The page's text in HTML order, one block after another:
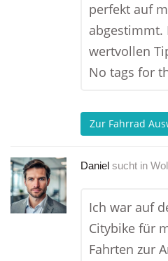
perfekt auf
abgestimmt.
wertvollen
No tags for
Zur Fahrrad
Daniel sucht in
Ich war auf
Citybike für
Fahrten zur